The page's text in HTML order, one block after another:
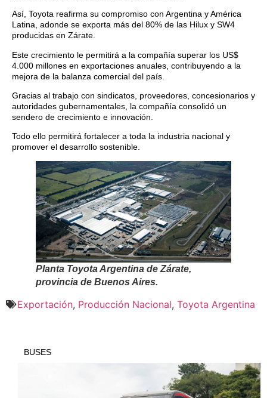
Así, Toyota reafirma su compromiso con Argentina y América
Latina, adonde se exporta más del 80% de las Hilux y SW4
producidas en Zárate.
Este crecimiento le permitirá a la compañía superar los US$
4.000 millones en exportaciones anuales, contribuyendo a la
mejora de la balanza comercial del país.
Gracias al trabajo con sindicatos, proveedores, concesionarios y
autoridades gubernamentales, la compañía consolidó un
sendero de crecimiento e innovación.
Todo ello permitirá fortalecer a toda la industria nacional y
promover el desarrollo sostenible.
Planta Toyota Argentina de Zárate,
provincia de Buenos Aires.
Exportación, Producción Nacional, Toyota Argentina
BUSES